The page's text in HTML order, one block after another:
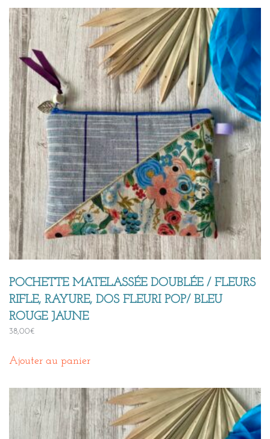
POCHETTE MATELASSÉE DOUBLÉE / FLEURS
RIFLE, RAYURE, DOS FLEURI POP/ BLEU
ROUGE JAUNE
38,00€
Ajouter au panier